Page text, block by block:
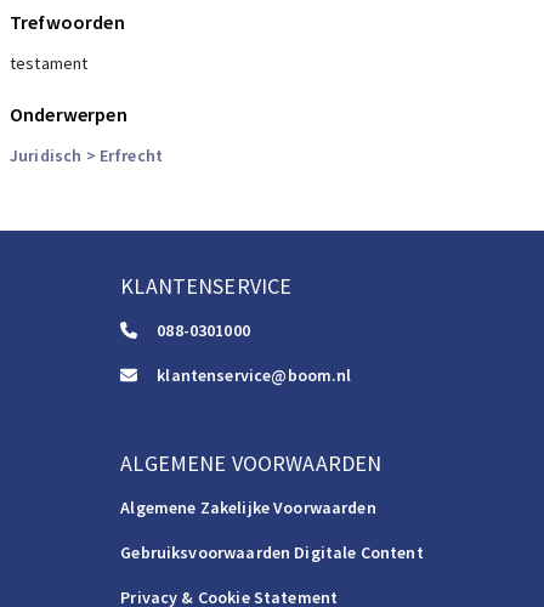
Trefwoorden
testament
Onderwerpen
Juridisch > Erfrecht
KLANTENSERVICE
088-0301000
klantenservice@boom.nl
ALGEMENE VOORWAARDEN
Algemene Zakelijke Voorwaarden
Gebruiksvoorwaarden Digitale Content
Privacy & Cookie Statement